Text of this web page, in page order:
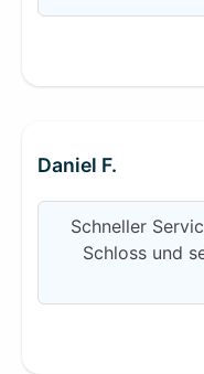
Daniel F.
Schneller
Schloss und